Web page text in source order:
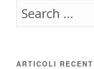
ARTICOLI